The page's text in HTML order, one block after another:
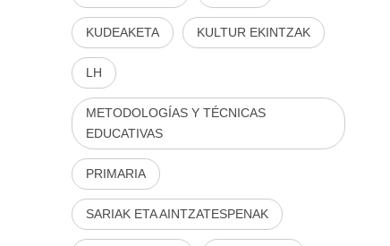
KUDEAKETA KULTUR EKINTZAK
LH
METODOLOGÍAS Y TÉCNICAS
EDUCATIVAS
PRIMARIA
SARIAK ETA AINTZATESPENAK